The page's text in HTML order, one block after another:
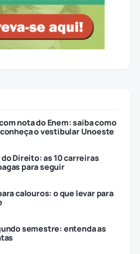
nota do Enem: saiba como
o vestibular Unoeste
Direito: as 10 carreiras
para seguir
calouros: o que levar para
semestre: entenda as